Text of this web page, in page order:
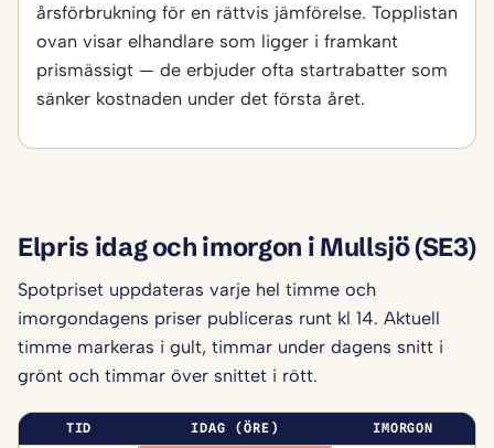
årsförbrukning för en rättvis jämförelse. Topplistan
ovan visar elhandlare som ligger i framkant
prismässigt — de erbjuder ofta startrabatter som
sänker kostnaden under det första året.
Elpris idag och imorgon i Mullsjö (SE3)
Spotpriset uppdateras varje hel timme och
imorgondagens priser publiceras runt kl 14. Aktuell
timme markeras i gult, timmar under dagens snitt i
grönt och timmar över snittet i rött.
TID IDAG (ÖRE) IMORGON